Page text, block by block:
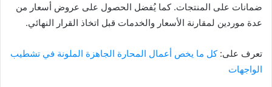
ضمانات على المنتجات. كما يُفضل الحصول على عروض أسعار من
عدة موردين لمقارنة الأسعار والخدمات قبل اتخاذ القرار النهائي.
تعرف على:كل ما يخص أعمال المحارة الجاهزة الملونة في تشطيب
الواجهات